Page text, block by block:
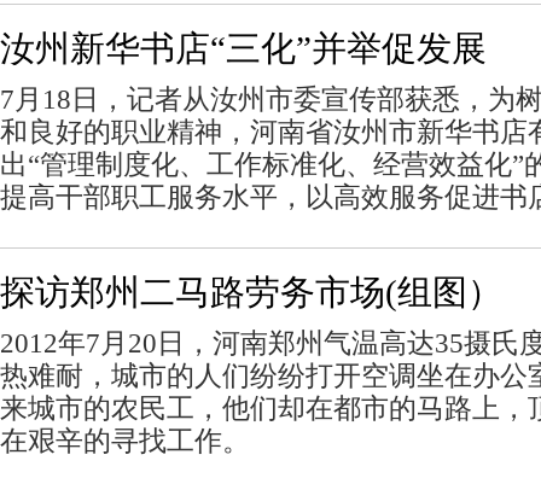
汝州新华书店“三化”并举促发展
7月18日，记者从汝州市委宣传部获悉，为
和良好的职业精神，河南省汝州市新华书店
出“管理制度化、工作标准化、经营效益化”
提高干部职工服务水平，以高效服务促进书
探访郑州二马路劳务市场(组图）
2012年7月20日，河南郑州气温高达35摄氏
热难耐，城市的人们纷纷打开空调坐在办公
来城市的农民工，他们却在都市的马路上，
在艰辛的寻找工作。